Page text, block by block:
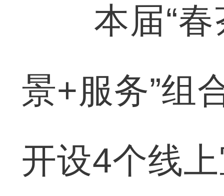
本届“春
景+服务”组
开设4个线